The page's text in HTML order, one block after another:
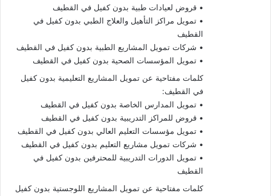
• قروض لعيادات طبية بدون كفيل في القطيف
• تمويل مراكز التأهيل والعلاج الطبي بدون كفيل في
القطيف
• شركات تمويل المشاريع الطبية بدون كفيل في القطيف
• تمويل المؤسسات الصحية بدون كفيل في القطيف
كلمات مفتاحية عن تمويل المشاريع التعليمية بدون كفيل
في القطيف:
• تمويل المدارس الخاصة بدون كفيل في القطيف
• قروض للمراكز التدريبية بدون كفيل في القطيف
• تمويل مؤسسات التعليم العالي بدون كفيل في القطيف
• شركات تمويل مشاريع التعليم بدون كفيل في القطيف
• تمويل الدورات التدريبية للمحترفين بدون كفيل في
القطيف
كلمات مفتاحية عن تمويل المشاريع اللوجستية بدون كفيل